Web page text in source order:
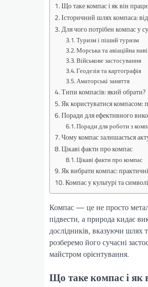
Що таке компас і як він
Історичний шлях компаса:
Для чого потрібен компас у
Туризм і піший туризм
Морська та авіаційна
Військове застосування
Геодезія та картографія
Аматорські заняття
Типи компасів: який обрати?
Як користуватися компасом:
Поради для ефективного
Поради для роботи з
Чому компас залишається
Цікаві факти про компас
Цікаві факти про компас
Як вибрати компас:
Компас у культурі та
Компас — це не просто
підвести, а природа кидає
дослідників, вказуючи шлях
розберемо його сучасні
майстром орієнтування.
Що таке компас і як